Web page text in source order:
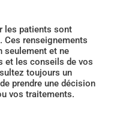
les patients sont
Ces renseignements
seulement et ne
et les conseils de vos
toujours un
prendre une décision
vos traitements.